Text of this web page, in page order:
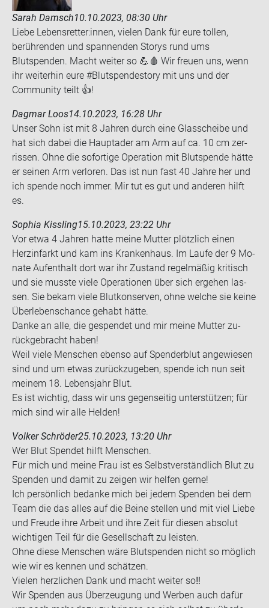
Sarah Damsch10.10.2023, 08:30 Uhr
Liebe Lebensretter:innen, vielen Dank für eure tollen,
berührenden und spannenden Storys rund ums
Blutspenden. Macht weiter so 💪🩸 Wir freuen uns, wenn
ihr weiterhin eure #Blutspendestory mit uns und der
Community teilt 👍!
Dagmar Loos14.10.2023, 16:28 Uhr
Unser Sohn ist mit 8 Jah­ren durch eine Glas­schei­be und
hat sich dabei die Haupt­ader am Arm auf ca. 10 cm zer­
ris­sen. Ohne die so­for­ti­ge Ope­ra­ti­on mit Blut­spen­de hätte
er sei­nen Arm ver­lo­ren. Das ist nun fast 40 Jahre her und
ich spen­de noch immer. Mir tut es gut und an­de­ren hilft
es.
Sophia Kissling15.10.2023, 23:22 Uhr
Vor etwa 4 Jah­ren hatte meine Mut­ter plötz­lich einen
Herz­in­farkt und kam ins Kran­ken­haus. Im Laufe der 9 Mo­
na­te Auf­ent­halt dort war ihr Zu­stand re­gel­mä­ßig kri­tisch
und sie muss­te viele Ope­ra­tio­nen über sich er­ge­hen las­
sen. Sie bekam viele Blut­kon­ser­ven, ohne wel­che sie keine
Über­le­bens­chan­ce ge­habt hätte.
Danke an alle, die ge­spen­det und mir meine Mut­ter zu­
rück­ge­bracht haben!
Weil viele Men­schen eben­so auf Spen­der­blut an­ge­wie­sen
sind und um etwas zu­rück­zu­ge­ben, spen­de ich nun seit
mei­nem 18. Le­bens­jahr Blut.
Es ist wich­tig, dass wir uns ge­gen­sei­tig un­ter­stüt­zen; für
mich sind wir alle Hel­den!
Volker Schröder25.10.2023, 13:20 Uhr
Wer Blut Spen­det hilft Men­schen.
Für mich und meine Frau ist es Selbst­ver­ständ­lich Blut zu
Spen­den und damit zu zei­gen wir hel­fen gerne!
Ich per­sön­lich be­dan­ke mich bei jedem Spen­den bei dem
Team die das alles auf die Beine stel­len und mit viel Liebe
und Freu­de ihre Ar­beit und ihre Zeit für die­sen ab­so­lut
wich­ti­gen Teil für die Ge­sell­schaft zu leis­ten.
Ohne diese Men­schen wäre Blut­spen­den nicht so mög­lich
wie wir es ken­nen und schät­zen.
Vie­len herz­li­chen Dank und macht wei­ter so‼️
Wir Spen­den aus Über­zeu­gung und Wer­ben auch dafür